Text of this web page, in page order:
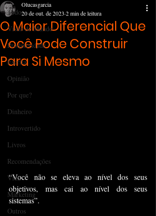
Todos
Visão de Mundo
Produtividade
Escrita
Opinião
Por que?
Dinheiro
Introvertido
Livros
Recomendações
Vida
Marketing
Outros
O Maior Diferencial Que
Você Pode Construir
Para Si Mesmo
Olucasgarcia
20 de out. de 2023 2 min de leitura
“Você não se eleva ao nível dos seus
objetivos, mas cai ao nível dos seus
sistemas”.